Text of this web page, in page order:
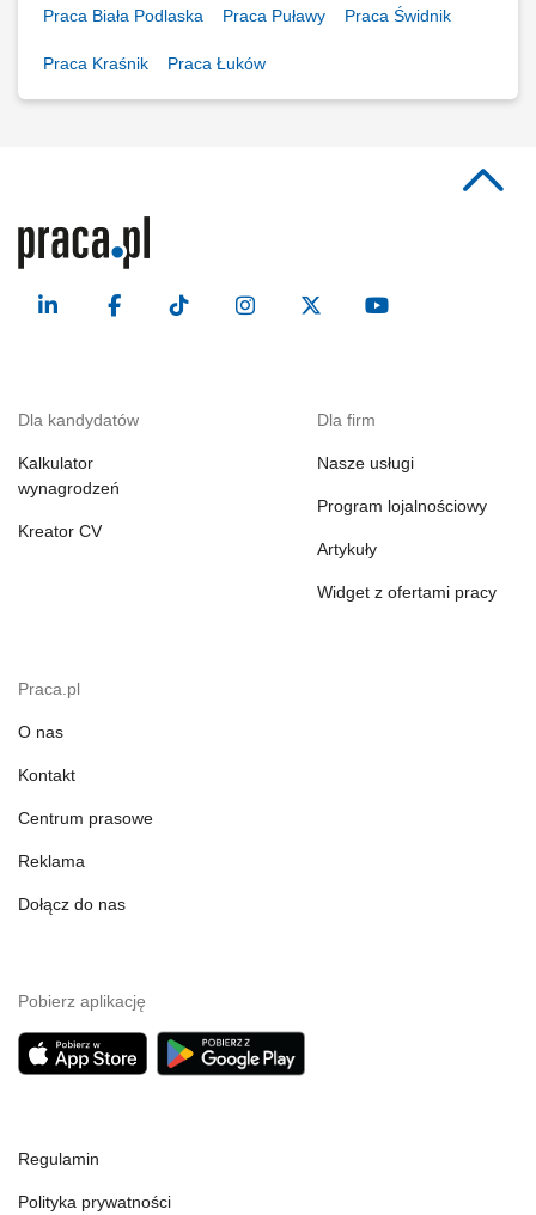
Praca Biała Podlaska Praca Puławy Praca Świdnik
Praca Kraśnik Praca Łuków
Dla kandydatów
Kalkulator
wynagrodzeń
Kreator CV
Dla firm
Nasze usługi
Program lojalnościowy
Artykuły
Widget z ofertami pracy
Praca.pl
O nas
Kontakt
Centrum prasowe
Reklama
Dołącz do nas
Pobierz aplikację
Regulamin
Polityka prywatności